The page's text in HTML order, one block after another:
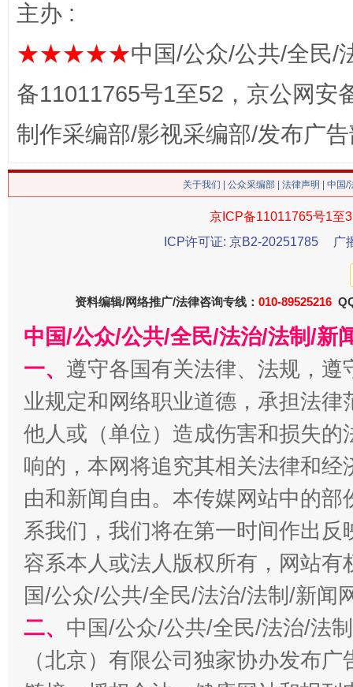
这是一记警钟！ 谢
今
魏明亮
主办 :
★★★★★中国/公众/公共/全民/
备11011765号1至52，京公网安
制作采编部/影视采编部/发布广
关于我们 公众采编部 法律声明 | 中国
京ICP备11011765号1至
ICP许可证: 京B2-20251785
广
资料编辑/网络推广/法律咨询专线： 010-89525216
中国/公众/公共/全民/法治/法制/新
一、 遵守各国有关法律、法规，
业规定和网络职业道德，承担法
他人或（单位）造成伤害和损失
响的，本网将追究其相关法律和
由和新闻自由。本传媒网站中的
系我们，我们将在第一时间作出
容系本人或法人版权所有，网站
国/公众/公共/全民/法治/法制/新闻
二、 中国/公众/公共/全民/法治/法
（北京）有限公司独家协办发布